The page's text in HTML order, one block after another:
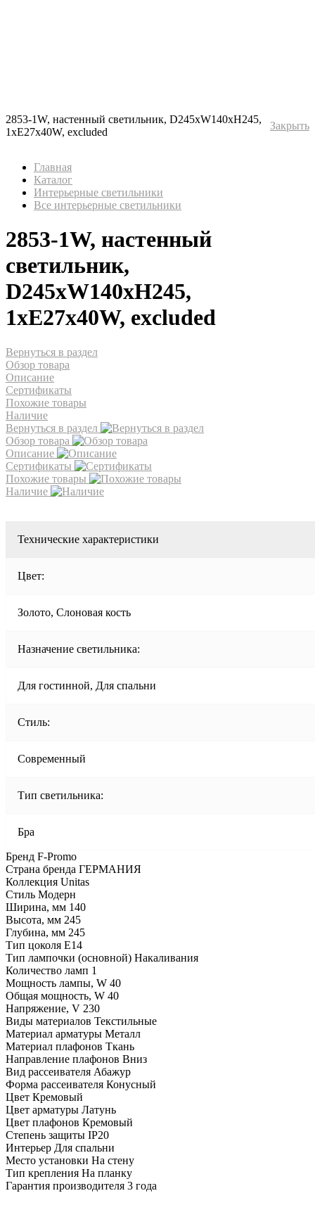
2853-1W, настенный светильник, D245xW140xH245,
1xE27x40W, excluded
Закрыть
Главная
Каталог
Интерьерные светильники
Все интерьерные светильники
2853-1W, настенный
светильник,
D245xW140xH245,
1xE27x40W, excluded
Вернуться в раздел
Обзор товара
Описание
Сертификаты
Похожие товары
Наличие
Вернуться в раздел
Обзор товара
Описание
Сертификаты
Похожие товары
Наличие
Технические характеристики
Цвет:
Золото, Слоновая кость
Назначение светильника:
Для гостинной, Для спальни
Стиль:
Современный
Тип светильника:
Бра
Бренд F-Promo
Страна бренда ГЕРМАНИЯ
Коллекция Unitas
Стиль Модерн
Ширина, мм 140
Высота, мм 245
Глубина, мм 245
Тип цоколя E14
Тип лампочки (основной) Накаливания
Количество ламп 1
Мощность лампы, W 40
Общая мощность, W 40
Напряжение, V 230
Виды материалов Текстильные
Материал арматуры Металл
Материал плафонов Ткань
Направление плафонов Вниз
Вид рассеивателя Абажур
Форма рассеивателя Конусный
Цвет Кремовый
Цвет арматуры Латунь
Цвет плафонов Кремовый
Степень защиты IP20
Интерьер Для спальни
Место установки На стену
Тип крепления На планку
Гарантия производителя 3 года